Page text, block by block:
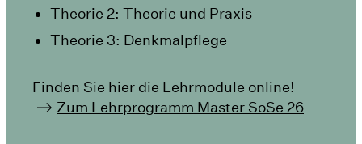
Theorie 2: Theorie und Praxis
Theorie 3: Denkmalpflege
Finden Sie hier die Lehrmodule online!
Zum Lehrprogramm Master SoSe 26